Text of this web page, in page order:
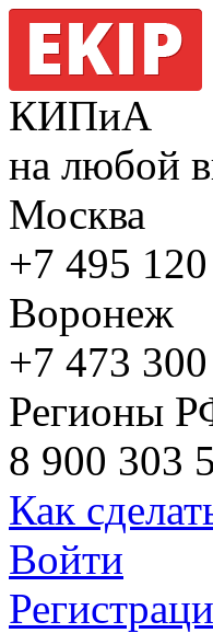
КИПиА
на любой
Москва
+7 495
Воронеж
+7 473
Регионы
8 900 303
Как
Войти